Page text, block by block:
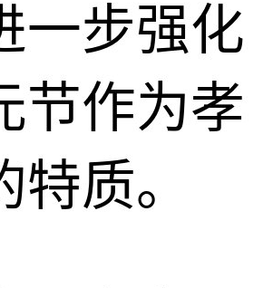
一步强化
节作为孝
质。